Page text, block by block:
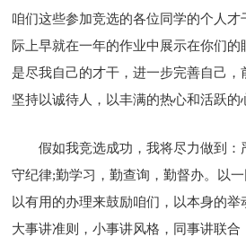
咱们这些参加竞选的各位同学的个人
际上早就在一年的作业中展示在你们
是尽我自己的才干，进一步完善自己，
坚持以诚待人，以丰满的热心和活跃的
假如我竞选成功，我将尽力做到
守纪律;勤学习，勤查询，勤督办。以
以有用的办理来鼓励咱们，以本身的举
大事讲准则，小事讲风格，同事讲联